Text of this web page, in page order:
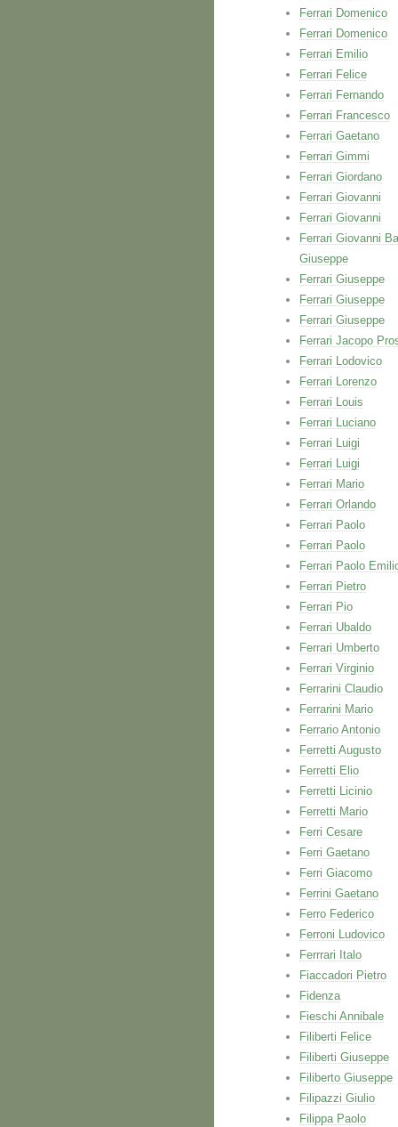
Ferrari Domenico
Ferrari Domenico
Ferrari Emilio
Ferrari Felice
Ferrari Fernando
Ferrari Francesco
Ferrari Gaetano
Ferrari Gimmi
Ferrari Giordano
Ferrari Giovanni
Ferrari Giovanni
Ferrari Giovanni
Giuseppe
Ferrari Giuseppe
Ferrari Giuseppe
Ferrari Giuseppe
Ferrari Jacopo
Ferrari Lodovico
Ferrari Lorenzo
Ferrari Louis
Ferrari Luciano
Ferrari Luigi
Ferrari Luigi
Ferrari Mario
Ferrari Orlando
Ferrari Paolo
Ferrari Paolo
Ferrari Paolo
Ferrari Pietro
Ferrari Pio
Ferrari Ubaldo
Ferrari Umberto
Ferrari Virginio
Ferrarini Claudio
Ferrarini Mario
Ferrario Antonio
Ferretti Augusto
Ferretti Elio
Ferretti Licinio
Ferretti Mario
Ferri Cesare
Ferri Gaetano
Ferri Giacomo
Ferrini Gaetano
Ferro Federico
Ferroni Ludovico
Ferrrari Italo
Fiaccadori Pietro
Fidenza
Fieschi Annibale
Filiberti Felice
Filiberti Giuseppe
Filiberto Giuseppe
Filipazzi Giulio
Filippa Paolo